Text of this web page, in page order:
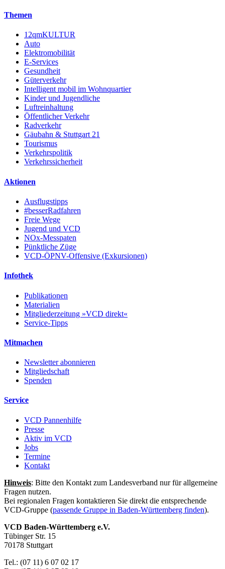
Themen
12qmKULTUR
Auto
Elektromobilität
E-Services
Gesundheit
Güterverkehr
Intelligent mobil im Wohnquartier
Kinder und Jugendliche
Luftreinhaltung
Öffentlicher Verkehr
Radverkehr
Gäubahn & Stuttgart 21
Tourismus
Verkehrspolitik
Verkehrssicherheit
Aktionen
Ausflugstipps
#besserRadfahren
Freie Wege
Jugend und VCD
NOx-Messpaten
Pünktliche Züge
VCD-ÖPNV-Offensive (Exkursionen)
Infothek
Publikationen
Materialien
Mitgliederzeitung »VCD direkt«
Service-Tipps
Mitmachen
Newsletter abonnieren
Mitgliedschaft
Spenden
Service
VCD Pannenhilfe
Presse
Aktiv im VCD
Jobs
Termine
Kontakt
Hinweis: Bitte den Kontakt zum Landesverband nur für allgemeine
Fragen nutzen.
Bei regionalen Fragen kontaktieren Sie direkt die entsprechende
VCD-Gruppe (passende Gruppe in Baden-Württemberg finden).
VCD Baden-Württemberg e.V.
Tübinger Str. 15
70178 Stuttgart
Tel.: (07 11) 6 07 02 17